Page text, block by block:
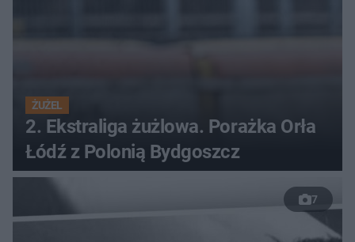
ŻUŻEL
2. Ekstraliga żużlowa. Porażka Orła
Łódź z Polonią Bydgoszcz
7